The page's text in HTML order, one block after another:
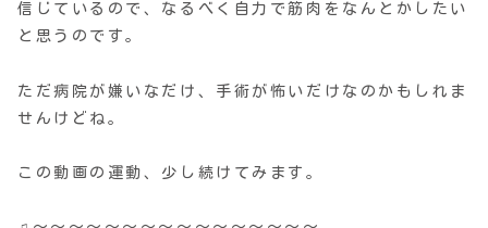
信じているので、なるべく自力で筋肉をなんとかしたい
と思うのです。
ただ病院が嫌いなだけ、手術が怖いだけなのかもしれま
せんけどね。
この動画の運動、少し続けてみます。